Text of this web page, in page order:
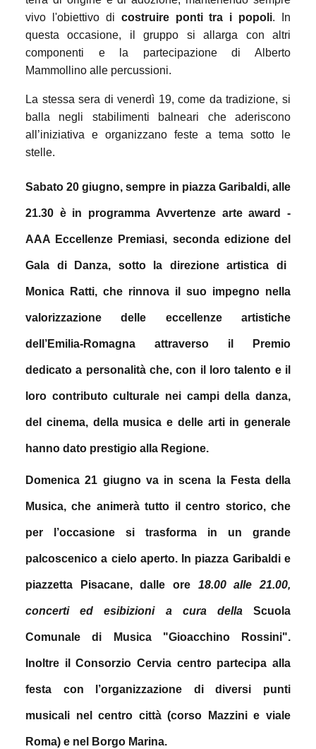
vivo l'obiettivo di costruire ponti tra i popoli.
In
questa occasione, il gruppo si allarga con altri
componenti e la partecipazione di Alberto
Mammollino alle percussioni.
La stessa sera di venerdì 19, come da tradizione, si
balla negli stabilimenti balneari che aderiscono
all’iniziativa e organizzano feste a tema sotto le
stelle.
Sabato 20 giugno, sempre in piazza Garibaldi,alle
21.30 è in programma Avvertenze arte award -
AAA Eccellenze Premiasi, seconda edizione del
Gala di Danza, sotto la direzione artistica di
Monica Ratti, che rinnova il suo impegno nella
valorizzazione delle eccellenze artistiche
dell’Emilia-Romagna attraverso il Premio
dedicato a personalità che, con il loro talento e il
loro contributo culturale nei campi della danza,
del cinema, della musica e delle arti in generale
hanno dato prestigio alla Regione.
Domenica 21 giugnova in scena la Festa della
Musica,che animerà tutto il centro storico, che
per l’occasione si trasforma in un grande
palcoscenico a cielo aperto. I n piazza Garibaldi e
piazzetta Pisacane, dalle ore 18.00 alle 21.00,
concerti ed esibizioni a cura della Scuola
Comunale di Musica "Gioacchino Rossini".
noltre il Consorzio Cervia centro partecipa alla
festa con l’organizzazione di diversi punti
musicali nel centro città(corso Mazzini e viale
Roma) e nel Borgo Marina.